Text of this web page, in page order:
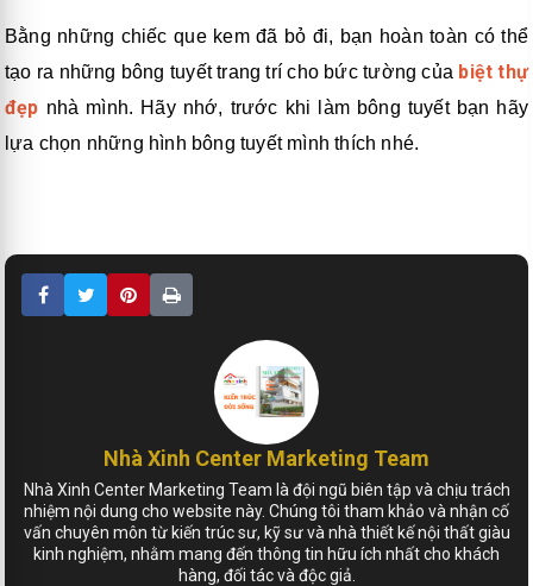
Bằng những chiếc que kem đã bỏ đi, bạn hoàn toàn có thể
tạo ra những bông tuyết trang trí cho bức tường của biệt thự
đẹp nhà mình. Hãy nhớ, trước khi làm bông tuyết bạn hãy
lựa chọn những hình bông tuyết mình thích nhé.
Nhà Xinh Center Marketing Team
Nhà Xinh Center Marketing Team là đội ngũ biên tập và chịu trách
nhiệm nội dung cho website này. Chúng tôi tham khảo và nhận cố
vấn chuyên môn từ kiến trúc sư, kỹ sư và nhà thiết kế nội thất giàu
kinh nghiệm, nhằm mang đến thông tin hữu ích nhất cho khách
hàng, đối tác và độc giả.